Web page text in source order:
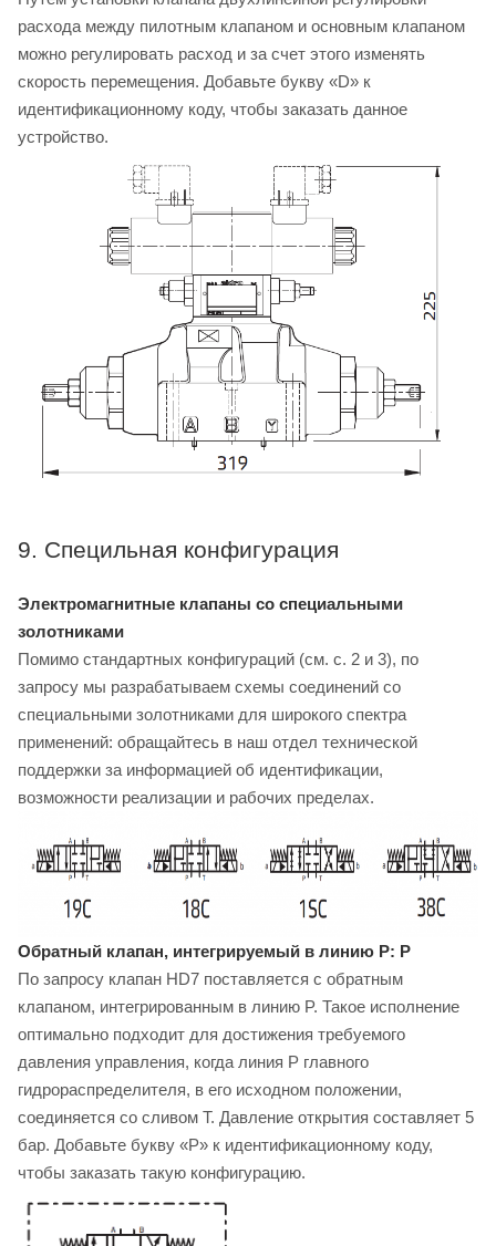
расхода между пилотным клапаном и основным клапаном
можно регулировать расход и за счет этого изменять
скорость перемещения. Добавьте букву «D» к
идентификационному коду, чтобы заказать данное
устройство.
9. Специльная конфигурация
Электромагнитные клапаны со специальными
золотниками
Помимо стандартных конфигураций (см. с. 2 и 3), по
запросу мы разрабатываем схемы соединений со
специальными золотниками для широкого спектра
применений: обращайтесь в наш отдел технической
поддержки за информацией об идентификации,
возможности реализации и рабочих пределах.
Обратный клапан, интегрируемый в линию P: P
По запросу клапан HD7 поставляется с обратным
клапаном, интегрированным в линию P. Такое исполнение
оптимально подходит для достижения требуемого
давления управления, когда линия P главного
гидрораспределителя, в его исходном положении,
соединяется со сливом T. Давление открытия составляет 5
бар. Добавьте букву «P» к идентификационному коду,
чтобы заказать такую конфигурацию.